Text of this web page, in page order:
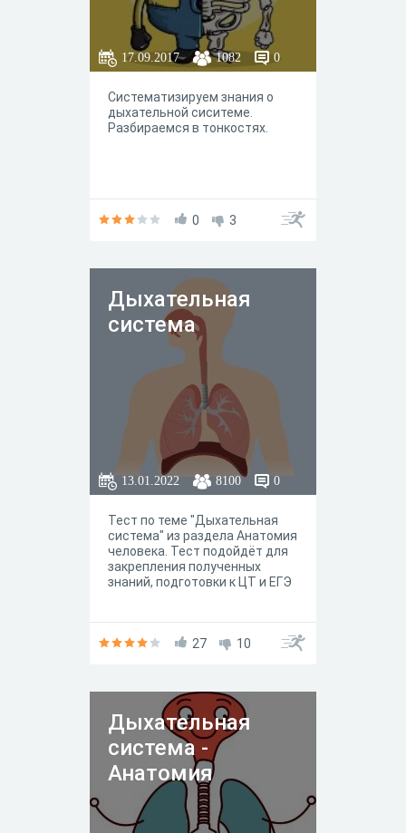
17.09.2017 1082 0
Систематизируем знания о
дыхательной сиситеме.
Разбираемся в тонкостях.
0 3
Дыхательная
система
13.01.2022 8100 0
Тест по теме "Дыхательная
система" из раздела Анатомия
человека. Тест подойдёт для
закрепления полученных
знаний, подготовки к ЦТ и ЕГЭ
27 10
Дыхательная
система -
Анатомия